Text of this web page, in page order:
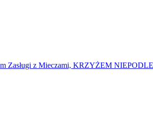
Zasługi z Mieczami, KRZYŻEM